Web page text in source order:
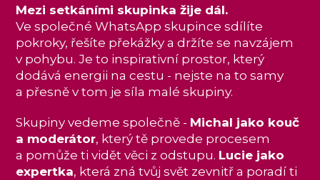
Mezi setkáními skupinka žije dál.
Ve společné WhatsApp skupince sdílíte
pokroky, řešíte překážky a držíte se navzájem
v pohybu. Je to inspirativní prostor, který
dodává energii na cestu - nejste na to samy
a přesně v tom je síla malé skupiny.
Skupiny vedeme společně - Michal jako kouč
a moderátor, který tě provede procesem
a pomůže ti vidět věci z odstupu. Lucie jako
expertka, která zná tvůj svět zevnitř a poradí ti